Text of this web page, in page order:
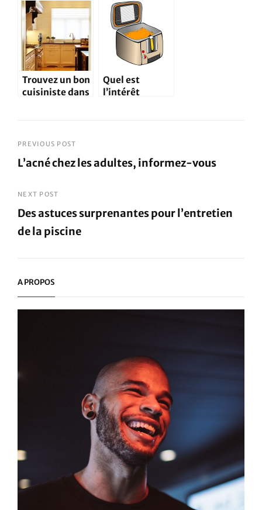
de
conservation,
achetez le
vôtre
cuisine ?
Trouvez un bon
cuisiniste dans
Quel est
l’intérêt
Navigation
de
l’article
PREVIOUS POST
L’acné chez les adultes, informez-vous
Post
NEXT POST
Des astuces surprenantes pour l’entretien
de la piscine
A PROPOS